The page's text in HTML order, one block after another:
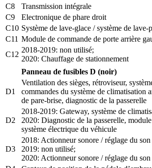
C8
Transmission intégrale
C9
Electronique de phare droit
C10 Système de lave-glace / système de lave-
C11 Module de commande de porte arrière
C12
2018-2019: non utilisé;
2020: Chauffage de stationnement
Panneau de fusibles D (noir)
D1
Ventilation des sièges, rétroviseur,
commandes du système de climatisation
de pare-brise, diagnostic de la passerelle
D2
2018-2019: Gateway, système de
2020: Diagnostic de la passerelle,
système électrique du véhicule
D3
2018: Actionneur sonore / réglage du son
2019: non utilisé;
2020: Actionneur sonore / réglage du son